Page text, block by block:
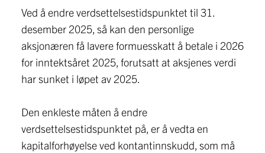
Ved å endre verdsettelsestidspunktet til 31.
desember 2025, så kan den personlige
aksjonæren få lavere formuesskatt å betale i 2026
for inntektsåret 2025, forutsatt at aksjenes verdi
har sunket i løpet av 2025.
Den enkleste måten å endre
verdsettelsestidspunktet på, er å vedta en
kapitalforhøyelse ved kontantinnskudd, som må